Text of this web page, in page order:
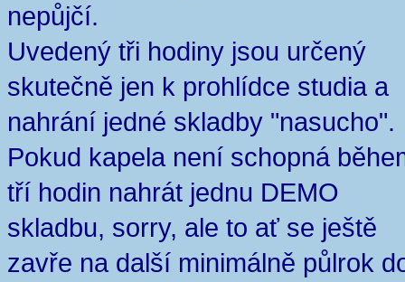
nepůjčí.
Uvedený tři hodiny jsou určený
skutečně jen k prohlídce studia a
nahrání jedné skladby "nasucho".
Pokud kapela není schopná
tří hodin nahrát jednu DEMO
skladbu, sorry, ale to ať se ještě
zavře na další minimálně půlrok